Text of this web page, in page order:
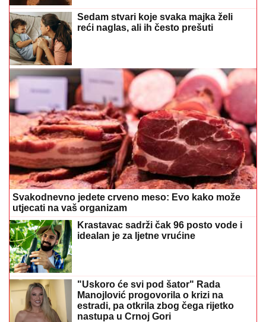
Sedam stvari koje svaka majka želi
reći naglas, ali ih često prešuti
Svakodnevno jedete crveno meso: Evo kako može
utjecati na vaš organizam
Krastavac sadrži čak 96 posto vode i
idealan je za ljetne vrućine
"Uskoro će svi pod šator" Rada
Manojlović progovorila o krizi na
estradi, pa otkrila zbog čega rijetko
nastupa u Crnoj Gori